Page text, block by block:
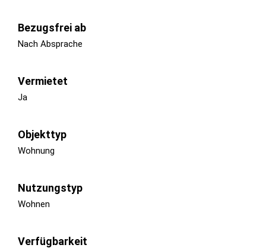
Bezugsfrei ab
Nach Absprache
Vermietet
Ja
Objekttyp
Wohnung
Nutzungstyp
Wohnen
Verfügbarkeit